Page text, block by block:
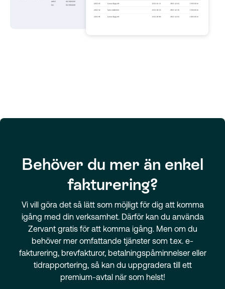
Behöver du mer än enkel
fakturering?
Vi vill göra det så lätt som möjligt för dig att komma
igång med din verksamhet. Därför kan du använda
Zervant gratis för att komma igång. Men om du
behöver mer omfattande tjänster som t.ex. e-
fakturering, brevfakturor, betalningspåminnelser eller
tidrapportering, så kan du uppgradera till ett
premium-avtal när som helst!